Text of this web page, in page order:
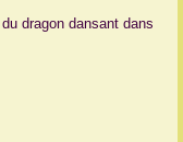
dragon dansant dans